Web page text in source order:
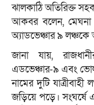
ঝালকাঠি অতিরিক্ত
আকবর বলেন, মেঘনা
অ্যাডভেঞ্চার ৯
জানা যায়,
এডভেঞ্চার-৯ এবং
নামের দুটি
জড়িয়ে পড়ে। সংঘর্ষে